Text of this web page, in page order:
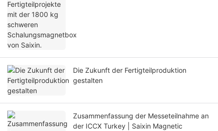
Die Zukunft der Fertigteilproduktion
gestalten
Zusammenfassung der Messeteilnahme an
der ICCX Turkey | Saixin Magnetic